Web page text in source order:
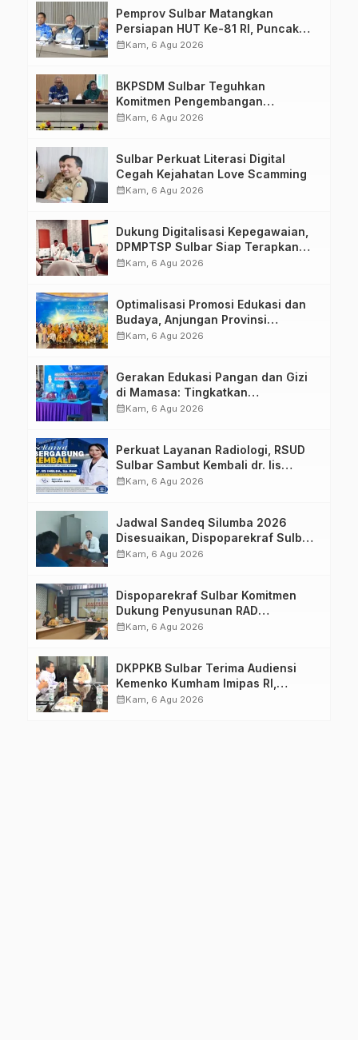
Pemprov Sulbar Matangkan
Persiapan HUT Ke-81 RI, Puncak
Upacara di Lapangan Ahmad
calendar_monthKam, 6 Agu 2026
BKPSDM Sulbar Teguhkan
Komitmen Pengembangan
Kompetensi ASN melalui
calendar_monthKam, 6 Agu 2026
Sulbar Perkuat Literasi Digital
Cegah Kejahatan Love Scamming
calendar_monthKam, 6 Agu 2026
Dukung Digitalisasi Kepegawaian,
DPMPTSP Sulbar Siap Terapkan
Aplikasi FLEKSI ASN
calendar_monthKam, 6 Agu 2026
Optimalisasi Promosi Edukasi dan
Budaya, Anjungan Provinsi
Sulawesi Barat Perkuat Kolaborasi
calendar_monthKam, 6 Agu 2026
Gerakan Edukasi Pangan dan Gizi
di Mamasa: Tingkatkan
Pengetahuan dan Keterampilan
calendar_monthKam, 6 Agu 2026
Perkuat Layanan Radiologi, RSUD
Sulbar Sambut Kembali dr. Iis
Imelda, Sp.Rad
calendar_monthKam, 6 Agu 2026
Jadwal Sandeq Silumba 2026
Disesuaikan, Dispoparekraf Sulbar
Pastikan Persiapan Tetap
calendar_monthKam, 6 Agu 2026
Dispoparekraf Sulbar Komitmen
Dukung Penyusunan RAD
TPB/SDGs Sulawesi Barat
calendar_monthKam, 6 Agu 2026
DKPPKB Sulbar Terima Audiensi
Kemenko Kumham Imipas RI,
Perkuat Pelayanan Kesehatan bagi
calendar_monthKam, 6 Agu 2026